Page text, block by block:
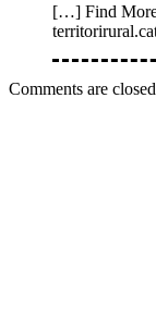
[…] Find More
Comments are